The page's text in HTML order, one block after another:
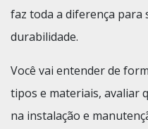
faz toda a diferença para
durabilidade.
Você vai entender de
tipos e materiais, avaliar
na instalação e